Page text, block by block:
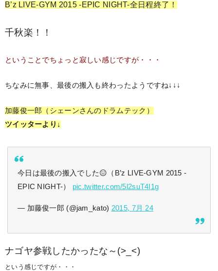
B’z LIVE-GYM 2015 -EPIC NIGHT-全日程終了！
千秋楽！！
ということでちょっと寂しい感じですが・・・
ちなみに無事、最後の搬入も終わったようですね↓↓↓
加藤俊一郎（シェーンさんのドラムテック）
ツイッターより↓
今日は最後の搬入でした😑（B’z LIVE-GYM 2015 -
EPIC NIGHT-） pic.twitter.com/5l2suT4I1g
— 加藤俊一郎 (@jam_kato) 2015, 7月 24
ナゴヤ参戦したかったな～(>_<)
という感じですが・・・